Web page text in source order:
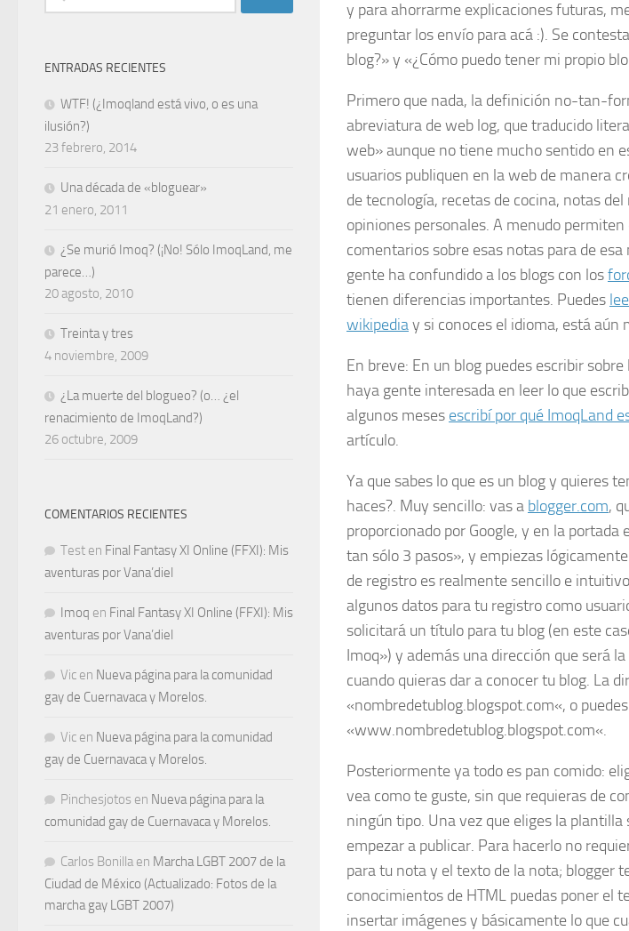
y para ahorrarme explicaciones futuras,
preguntar los envío para acá :). Se
blog?» y «¿Cómo puedo tener mi propio
Primero que nada, la definición no-tan-
abreviatura deweb log, que traducido
web» aunque no tiene mucho sentido en
usuarios publiquen en laweb de manera
de tecnología, recetas de cocina, notas
opiniones personales. A menudo
comentarios sobre esas notas para de
gente ha confundido a los blogs con los
tienen diferencias importantes. Puedes
wikipediay si conoces el idioma, está aún
En breve: En un blog puedes escribir
haya gente interesada en leer lo que
algunos meses escribí por qué ImoqLand
artículo.
Ya que sabes lo que es un blog y quieres
haces?. Muy sencillo: vas a blogger.com,
proporcionado por Google, y en la
tan sólo 3 pasos», y empiezas lógicamente
de registro es realmente sencillo e
algunos datos para tu registro como
solicitará un título para tu blog (en este
Imoq») y además una dirección que será
cuando quieras dar a conocer tu blog. La
«nombredetublog.blogspot.com«, o
«www.nombredetublog.blogspot.com«.
Posteriormente ya todo es pan comido:
vea como te guste, sin que requieras de
ningún tipo. Una vez que eliges la
empezar a publicar. Para hacerlo no
para tu nota y el texto de la nota; blogger
conocimientos de HTML puedas poner el
insertar imágenes y básicamente lo que
ENTRADAS RECIENTES
WTF! (¿Imoqland está vivo, o es una
ilusión?)
23 febrero, 2014
Una década de «bloguear»
21 enero, 2011
¿Se murió Imoq? (¡No! Sólo ImoqLand, me
parece…)
20 agosto, 2010
Treinta y tres
4 noviembre, 2009
¿La muerte del blogueo? (o… ¿el
renacimiento de ImoqLand?)
26 octubre, 2009
COMENTARIOS RECIENTES
Test en Final Fantasy XI Online (FFXI): Mis
aventuras por Vana’diel
Imoq en Final Fantasy XI Online (FFXI): Mis
aventuras por Vana’diel
Vic en Nueva página para la comunidad
gay de Cuernavaca y Morelos.
Vic en Nueva página para la comunidad
gay de Cuernavaca y Morelos.
Pinchesjotos en Nueva página para la
comunidad gay de Cuernavaca y Morelos.
Carlos Bonilla en Marcha LGBT 2007 de la
Ciudad de México (Actualizado: Fotos de la
marcha gay LGBT 2007)